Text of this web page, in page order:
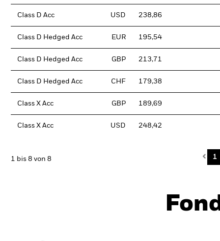
Class D Acc USD 238,86
Class D Hedged Acc EUR 195,54
Class D Hedged Acc GBP 213,71
Class D Hedged Acc CHF 179,38
Class X Acc GBP 189,69
Class X Acc USD 248,42
1 bis 8 von 8 1